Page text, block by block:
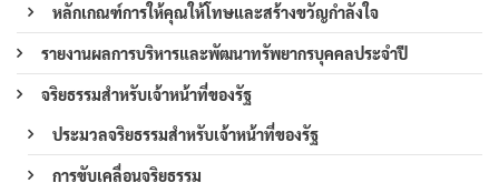
หลักเกณฑ์การให้คุณให้โทษและสร้างขวัญกำลังใจ
รายงานผลการบริหารและพัฒนาทรัพยากรบุคคลประจำปี
จริยธรรมสำหรับเจ้าหน้าที่ของรัฐ
ประมวลจริยธรรมสำหรับเจ้าหน้าที่ของรัฐ
การขับเคลื่อนจริยธรรม